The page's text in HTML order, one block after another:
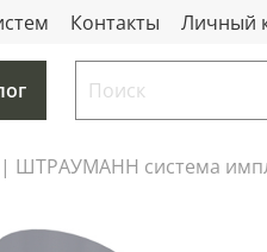
Контакты Личный
| ШТРАУМАНН система